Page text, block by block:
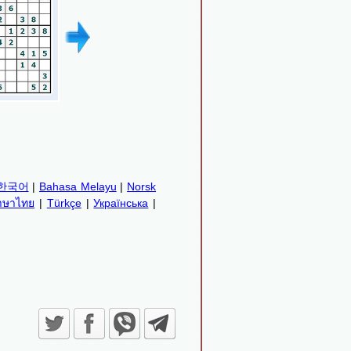
국어 | Bahasa Melayu | Norsk
าไทย | Türkçe|Українська |